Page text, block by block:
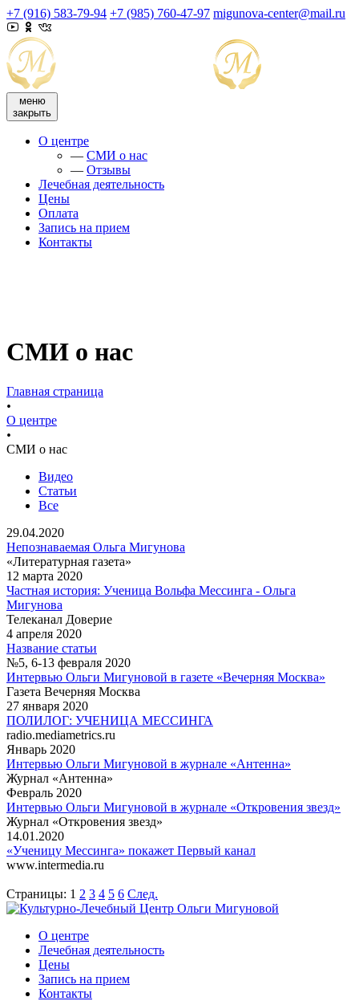
+7 (916) 583-79-94 +7 (985) 760-47-97 migunova-center@mail.ru
меню
закрыть
О центре
— СМИ о нас
— Отзывы
Лечебная деятельность
Цены
Оплата
Запись на прием
Контакты
СМИ о нас
Главная страница
•
О центре
•
СМИ о нас
Видео
Статьи
Все
29.04.2020
Непознаваемая Ольга Мигунова
«Литературная газета»
12 марта 2020
Частная история: Ученица Вольфа Мессинга - Ольга
Мигунова
Телеканал Доверие
4 апреля 2020
Название статьи
№5, 6-13 февраля 2020
Интервью Ольги Мигуновой в газете «Вечерняя Москва»
Газета Вечерняя Москва
27 января 2020
ПОЛИЛОГ: УЧЕНИЦА МЕССИНГА
radio.mediametrics.ru
Январь 2020
Интервью Ольги Мигуновой в журнале «Антенна»
Журнал «Антенна»
Февраль 2020
Интервью Ольги Мигуновой в журнале «Откровения звезд»
Журнал «Откровения звезд»
14.01.2020
«Ученицу Мессинга» покажет Первый канал
www.intermedia.ru
Страницы: 1 2 3 4 5 6 След.
О центре
Лечебная деятельность
Цены
Запись на прием
Контакты